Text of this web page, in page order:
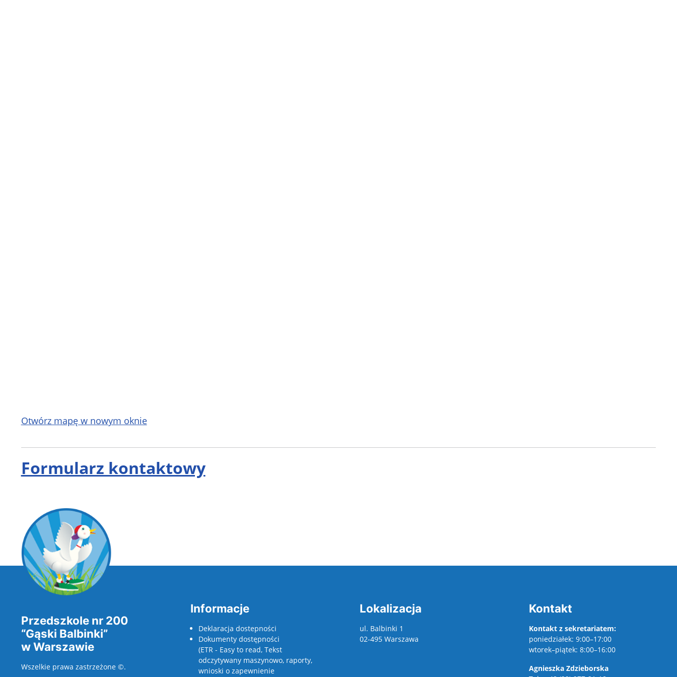
Otwórz mapę w nowym oknie
Formularz kontaktowy
Przedszkole nr 200
“Gąski Balbinki”
w Warszawie
Wszelkie prawa zastrzeżone ©.
Informacje
Deklaracja dostepności
Dokumenty dostępności
(ETR - Easy to read, Tekst
odczytywany maszynowo, raporty,
wnioski o zapewnienie
Lokalizacja
ul. Balbinki 1
02-495 Warszawa
Kontakt
Kontakt z sekretariatem:
poniedziałek: 9:00–17:00
wtorek–piątek: 8:00–16:00
Agnieszka Zdzieborska